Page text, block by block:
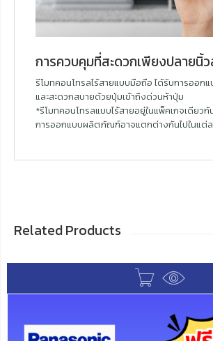
การควบคุมที่สะดวกเพียงปลายนิ้
รีโมทคอนโทรลไร้สายแบบมือถือ ได้รับการออกแ
และสะดวกสบายด้วยปุ่มเข้าถึงด่วนห้าปุ่ม
*รีโมทคอนโทรลแบบไร้สายอยู่ในแพ็คเกจเดียว
การออกแบบผลิตภัณฑ์อาจแตกต่างกันไปในแต่ล
Related Products